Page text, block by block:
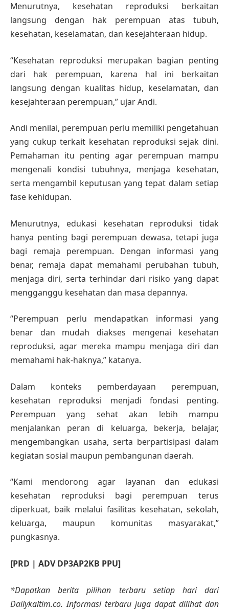
Menurutnya, kesehatan reproduksi berkaitan
langsung dengan hak perempuan atas tubuh,
kesehatan, keselamatan, dan kesejahteraan hidup.
“Kesehatan reproduksi merupakan bagian penting
dari hak perempuan, karena hal ini berkaitan
langsung dengan kualitas hidup, keselamatan, dan
kesejahteraan perempuan,” ujar Andi.
Andi menilai, perempuan perlu memiliki pengetahuan
yang cukup terkait kesehatan reproduksi sejak dini.
Pemahaman itu penting agar perempuan mampu
mengenali kondisi tubuhnya, menjaga kesehatan,
serta mengambil keputusan yang tepat dalam setiap
fase kehidupan.
Menurutnya, edukasi kesehatan reproduksi tidak
hanya penting bagi perempuan dewasa, tetapi juga
bagi remaja perempuan. Dengan informasi yang
benar, remaja dapat memahami perubahan tubuh,
menjaga diri, serta terhindar dari risiko yang dapat
mengganggu kesehatan dan masa depannya.
“Perempuan perlu mendapatkan informasi yang
benar dan mudah diakses mengenai kesehatan
reproduksi, agar mereka mampu menjaga diri dan
memahami hak-haknya,” katanya.
Dalam konteks pemberdayaan perempuan,
kesehatan reproduksi menjadi fondasi penting.
Perempuan yang sehat akan lebih mampu
menjalankan peran di keluarga, bekerja, belajar,
mengembangkan usaha, serta berpartisipasi dalam
kegiatan sosial maupun pembangunan daerah.
“Kami mendorong agar layanan dan edukasi
kesehatan reproduksi bagi perempuan terus
diperkuat, baik melalui fasilitas kesehatan, sekolah,
keluarga, maupun komunitas masyarakat,”
pungkasnya.
[PRD | ADV DP3AP2KB PPU]
*Dapatkan berita pilihan terbaru setiap hari dari
Dailykaltim.co. Informasi terbaru juga dapat dilihat dan